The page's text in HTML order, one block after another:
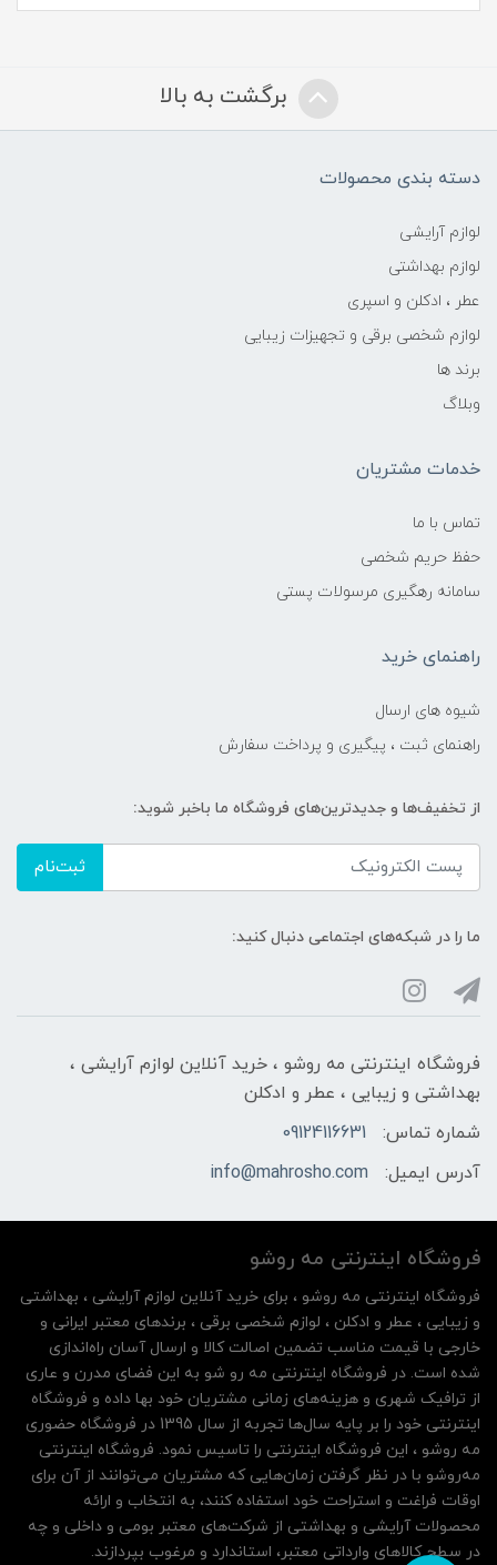
برگشت به بالا
دسته بندی محصولات
لوازم آرایشی
لوازم بهداشتی
عطر ، ادکلن و اسپری
لوازم شخصی برقی و تجهیزات زیبایی
برند ها
وبلاگ
خدمات مشتریان
تماس با ما
حفظ حریم شخصی
سامانه رهگیری مرسولات پستی
راهنمای خرید
شیوه های ارسال
راهنمای ثبت ، پیگیری و پرداخت سفارش
از تخفیف‌ها و جدیدترین‌های فروشگاه ما باخبر شوید:
ثبت‌نام
ما را در شبکه‌های اجتماعی دنبال کنید:
فروشگاه اینترنتی مه‌ رو‌شو ، خرید آنلاین لوازم آرایشی ،
بهداشتی و زیبایی ، عطر و ادکلن
شماره تماس:
09124116631
آدرس ایمیل:
info@mahrosho.com
فروشگاه اینترنتی مه‌ رو‌شو
فروشگاه اینترنتی مه‌ رو‌شو ، برای خرید آنلاین لوازم آرایشی ، بهداشتی
و زیبایی ، عطر و ادکلن ، لوازم شخصی برقی ، برندهای معتبر ایرانی و
خارجی با قیمت مناسب تضمین اصالت کالا و ارسال آسان راه‌اندازی
شده است. در فروشگاه اینترنتی مه رو شو به این فضای مدرن و عاری
از ترافیک شهری و هزینه‌های زمانی مشتریان خود بها داده و فروشگاه
اینترنتی خود را بر پایه سال‌ها تجربه از سال 1395 در فروشگاه حضوری
مه روشو ، این فروشگاه اینترنتی را تاسیس نمود. فروشگاه اینترنتی
مه‌رو‌شو با در نظر گرفتن زمان‌هایی که مشتریان می‌توانند از آن‌ برای
اوقات فراغت و استراحت خود استفاده کنند، به انتخاب و ارائه
محصولات آرایشی و بهداشتی از شرکت‌های معتبر بومی و داخلی و چه
در سطح کالاهای وارداتی معتبر، استاندارد و مرغوب بپردازند.